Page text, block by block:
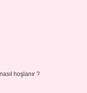
hoşlanır ?